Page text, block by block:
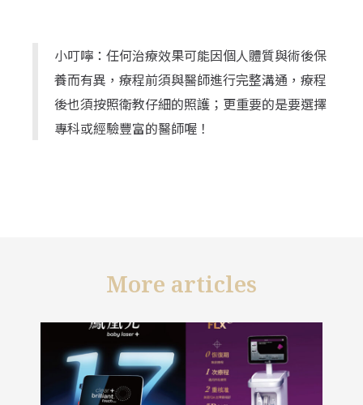
小叮嚀：任何治療效果可能因個人體質與術後保
養而有異，療程前須與醫師進行完整溝通，療程
後也須按照衛教仔細的照護；更重要的是要選擇
專科或經驗豐富的醫師喔！
More articles